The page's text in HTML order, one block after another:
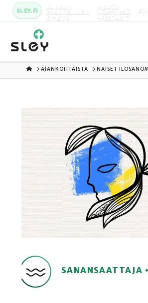
SLEY.FI KARKUN
EVANKELINEN
OPISTO
MAATA
NÄKYVISSÄ
-FESTARIT
ETUSIVU
AJANKOHTAISTA NAISET
SANANSAATTAJA